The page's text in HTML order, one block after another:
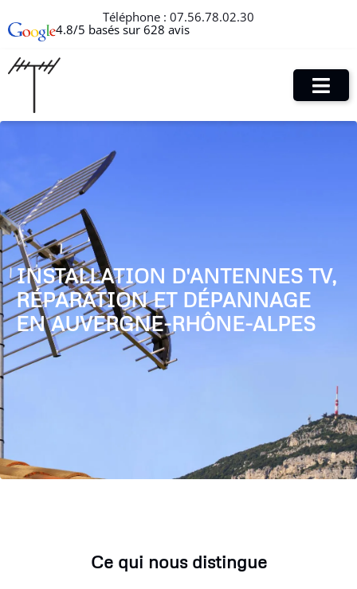
Téléphone : 07.56.78.02.30
4.8/5 basés sur 628 avis
INSTALLATION D'ANTENNES TV,
RÉPARATION ET DÉPANNAGE
EN AUVERGNE-RHÔNE-ALPES
Ce qui nous distingue